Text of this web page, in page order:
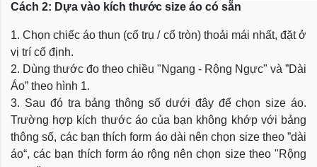
Cách 2: Dựa vào kích thước size áo có sẵn
1. Chọn chiếc áo thun (cổ trụ / cổ tròn) thoải mái nhất, đặt ở
vị trí cố định.
2. Dùng thước đo theo chiều "Ngang - Rộng Ngực" và ”Dài
Áo” theo hình 1.
3. Sau đó tra bảng thông số dưới đây để chọn size áo.
Trường hợp kích thước áo của bạn không khớp với bảng
thông số, các bạn thích form áo dài nên chọn size theo ”dài
áo“, các bạn thích form áo rộng nên chọn size theo "Rộng